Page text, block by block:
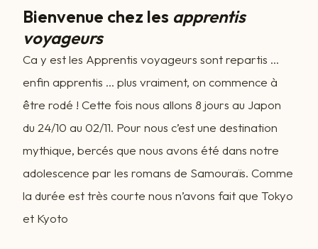
Bienvenue chez les apprentis
voyageurs
Ca y est les Apprentis voyageurs sont repartis …
enfin apprentis … plus vraiment, on commence à
être rodé ! Cette fois nous allons 8 jours au Japon
du 24/10 au 02/11. Pour nous c’est une destination
mythique, bercés que nous avons été dans notre
adolescence par les romans de Samouraïs. Comme
la durée est très courte nous n’avons fait que Tokyo
et Kyoto